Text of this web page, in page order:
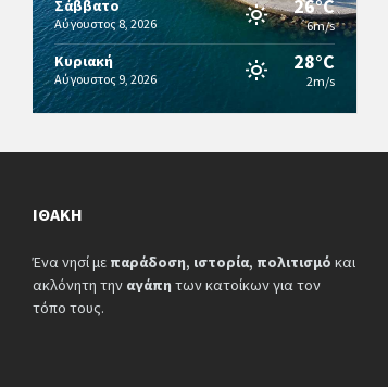
Σάββατο
Αύγουστος 8, 2026
26°C
6m/s
Κυριακή
Αύγουστος 9, 2026
28°C
2m/s
ΙΘΆΚΗ
Ένα νησί με παράδοση, ιστορία, πολιτισμό και
ακλόνητη την αγάπη των κατοίκων για τον
τόπο τους.